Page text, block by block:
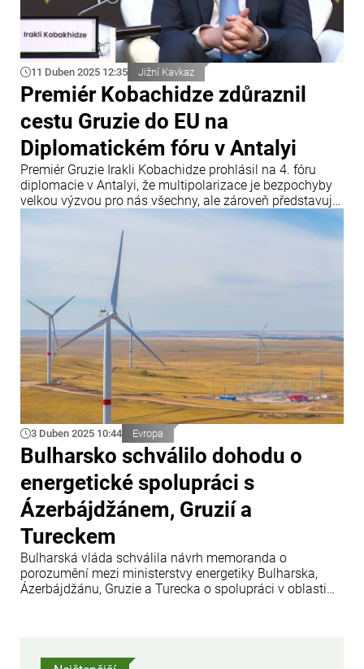
11 Duben 2025 12:35 Jižní Kavkaz
Premiér Kobachidze zdůraznil
cestu Gruzie do EU na
Diplomatickém fóru v Antalyi
Premiér Gruzie Irakli Kobachidze prohlásil na 4. fóru
diplomacie v Antalyi, že multipolarizace je bezpochyby
velkou výzvou pro nás všechny, ale zároveň představuje
příležitost pro země jako je Gruzie, uvádí Info Bridge s
odkazem na Trend.
3 Duben 2025 10:44 Evropa
Bulharsko schválilo dohodu o
energetické spolupráci s
Ázerbájdžánem, Gruzií a
Tureckem
Bulharská vláda schválila návrh memoranda o
porozumění mezi ministerstvy energetiky Bulharska,
Ázerbájdžánu, Gruzie a Turecka o spolupráci v oblasti